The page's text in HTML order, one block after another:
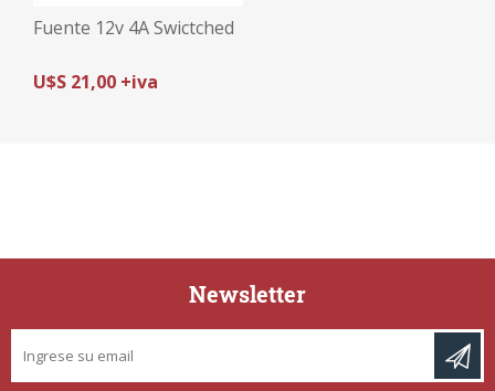
Fuente 12v 4A Swictched
U$S 21,00 +iva
Newsletter